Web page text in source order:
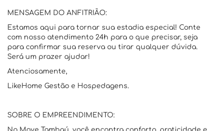
MENSAGEM DO ANFITRIÃO:
Estamos aqui para tornar sua estadia especial! Conte
com nosso atendimento 24h para o que precisar, seja
para confirmar sua reserva ou tirar qualquer dúvida.
Será um prazer ajudar!
Atenciosamente,
LikeHome Gestão e Hospedagens.
SOBRE O EMPREENDIMENTO: